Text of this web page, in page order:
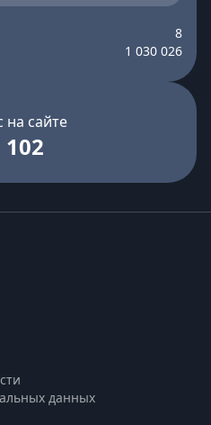
8
1 030 026
на сайте
102
данных